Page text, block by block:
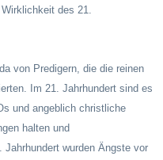
des 21.
von Predigern, die die reinen
Im 21. Jahrhundert sind es
und angeblich christliche
halten und
Jahrhundert wurden Ängste vor